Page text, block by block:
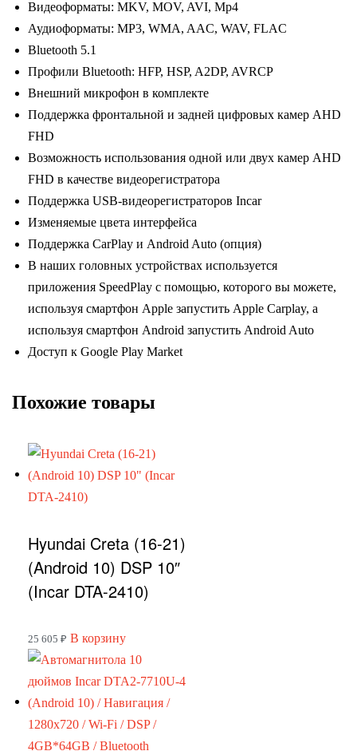
Видеоформаты: MKV, MOV, AVI, Mp4
Аудиоформаты: MP3, WMA, AAC, WAV, FLAC
Bluetooth 5.1
Профили Bluetooth: HFP, HSP, A2DP, AVRCP
Внешний микрофон в комплекте
Поддержка фронтальной и задней цифровых камер AHD
FHD
Возможность использования одной или двух камер AHD
FHD в качестве видеорегистратора
Поддержка USB-видеорегистраторов Incar
Изменяемые цвета интерфейса
Поддержка CarPlay и Android Auto (опция)
В наших головных устройствах используется
приложения SpeedPlay с помощью, которого вы можете,
используя смартфон Apple запустить Apple Carplay, а
используя смартфон Android запустить Android Auto
Доступ к Google Play Market
Похожие товары
Hyundai Creta (16-21)
(Android 10) DSP 10″
(Incar DTA-2410)
25 605 ₽ В корзину